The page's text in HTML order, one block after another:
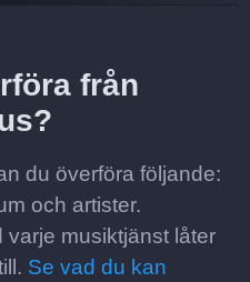
från
du överföra följande:
och artister.
musiktjänst låter
Se vad du kan